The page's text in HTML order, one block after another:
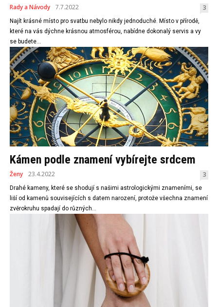
Rady a Návody 7.7.2022 3
Najít krásné místo pro svatbu nebylo nikdy jednoduché. Místo v přírodě,
které na vás dýchne krásnou atmosférou, nabídne dokonalý servis a vy
se budete...
Kámen podle znamení vybírejte srdcem
Ženy 23.4.2022 3
Drahé kameny, které se shodují s našimi astrologickými znameními, se
liší od kamenů souvisejících s datem narození, protože všechna znamení
zvěrokruhu spadají do různých...